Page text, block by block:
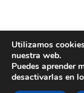
Autor|Aviso
Utilizamos
nuestra web.
Puedes aprender
desactivarlas en